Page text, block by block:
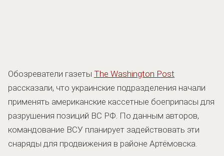
Обозреватели газеты The Washington Post
рассказали, что украинские подразделения начали
применять американские кассетные боеприпасы для
разрушения позиций ВС РФ. По данным авторов,
командование ВСУ планирует задействовать эти
снаряды для продвижения в районе Артёмовска.